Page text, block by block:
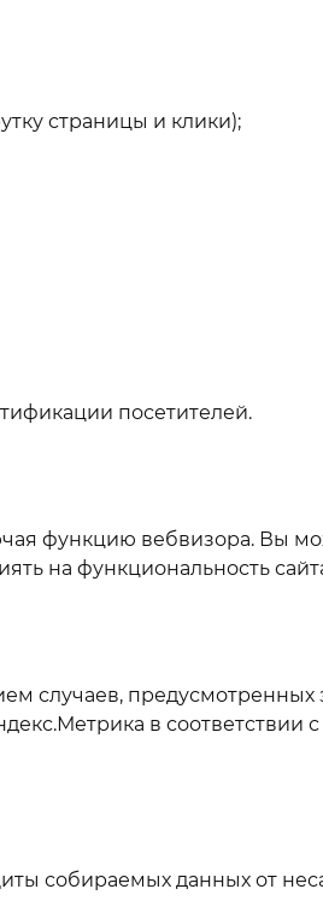
страницы и клики);
посетителей.
функцию вебвизора. Вы
на функциональность
случаев, предусмотренных
в соответствии
собираемых данных от